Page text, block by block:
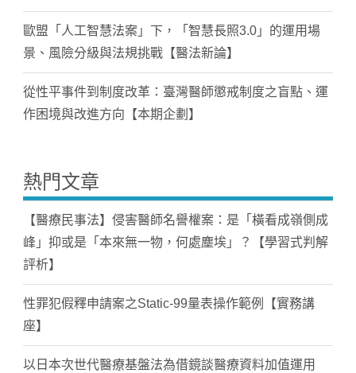
歐盟「人工智慧法案」下，「智慧長照3.0」的運用場
景、風險分級與法規挑戰【醫法新論】
從性平事件到制度改革：臺灣醫師懲戒制度之盲點、運
作困境與改進方向【本期企劃】
熱門文章
【醫療民事法】侵害醫師名譽權案：是「橫看成嶺側成
峰」抑或是「本來無一物，何處塵埃」？【學習式判解
評析】
性罪犯假釋申請案之Static-99量表操作範例【實務講
座】
以日本次世代醫療基盤法為借鏡談醫療資料加值運用